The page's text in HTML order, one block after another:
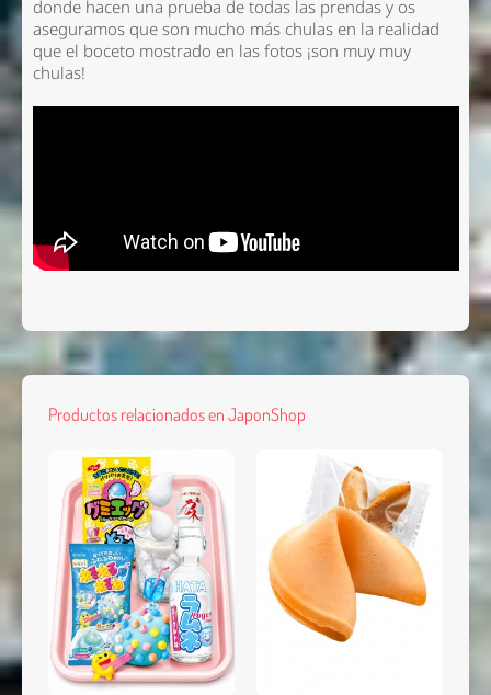
donde hacen una prueba de todas las prendas y os
aseguramos que son mucho más chulas en la realidad
que el boceto mostrado en las fotos ¡son muy muy
chulas!
Productos relacionados en JaponShop